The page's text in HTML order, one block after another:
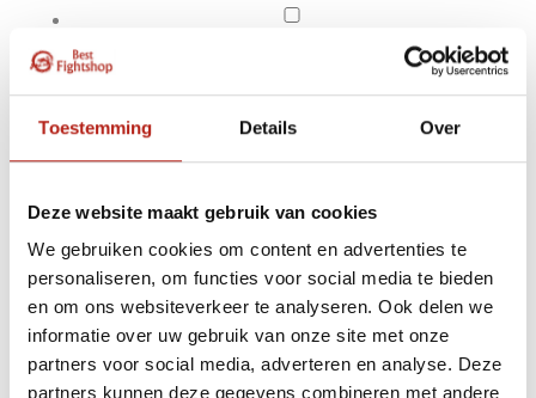
Toestemming Details Over
Deze website maakt gebruik van cookies
We gebruiken cookies om content en advertenties te
personaliseren, om functies voor social media te bieden
en om ons websiteverkeer te analyseren. Ook delen we
informatie over uw gebruik van onze site met onze
partners voor social media, adverteren en analyse. Deze
partners kunnen deze gegevens combineren met andere
Apply filters
Producten getagd met
Bandages - roze-4.5
meter